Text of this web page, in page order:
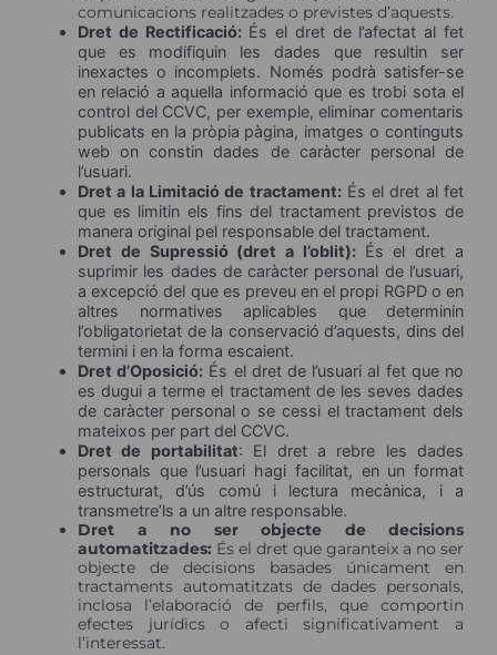
comunicacions realitzades o previstes d’aquests.
Dret de Rectificació:És el dret de l’afectat al fet
que es modifiquin les dades que resultin ser
inexactes o incomplets. Només podrà satisfer-se
en relació a aquella informació que es trobi sota el
control del CCVC, per exemple, eliminar comentaris
publicats en la pròpia pàgina, imatges o continguts
web on constin dades de caràcter personal de
l’usuari.
Dret a la Limitació de tractament:És el dret al fet
que es limitin els fins del tractament previstos de
manera original pel responsable del tractament.
Dret de Supressió (dret a l’oblit): És el dret a
suprimir les dades de caràcter personal de l’usuari,
a excepció del que es preveu en el propi RGPD o en
altres normatives aplicables que determinin
l’obligatorietat de la conservació d’aquests, dins del
termini i en la forma escaient.
Dret d’Oposició: És el dret de l’usuari al fet que no
es dugui a terme el tractament de les seves dades
de caràcter personal o se cessi el tractament dels
mateixos per part del CCVC.
Dret de portabilitat: El dret a rebre les dades
personals que l’usuari hagi facilitat, en un format
estructurat, d’ús comú i lectura mecànica, i a
transmetre’ls a un altre responsable.
Dret a no ser objecte de decisions
automatitzades: És el dret que garanteix a no ser
objecte de decisions basades únicament en
tractaments automatitzats de dades personals,
inclosa l’elaboració de perfils, que comportin
efectes jurídics o afecti significativament a
l’interessat.